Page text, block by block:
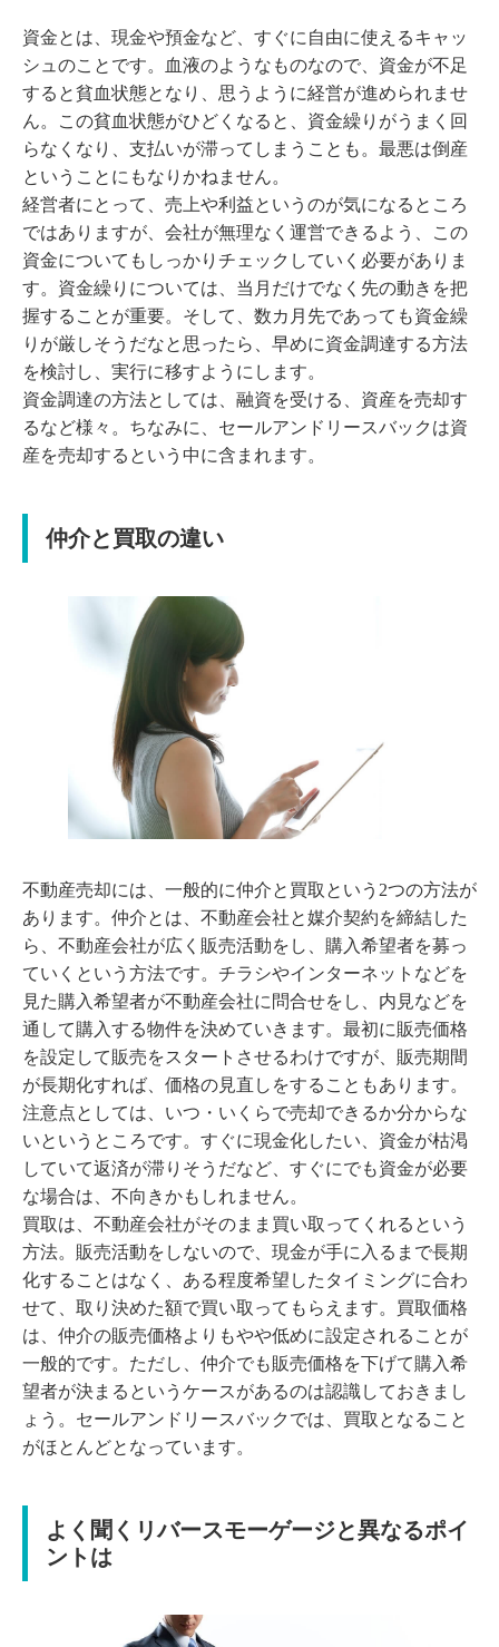
資金とは、現金や預金など、すぐに自由に使えるキャッ
シュのことです。血液のようなものなので、資金が不足
すると貧血状態となり、思うように経営が進められませ
ん。この貧血状態がひどくなると、資金繰りがうまく回
らなくなり、支払いが滞ってしまうことも。最悪は倒産
ということにもなりかねません。
経営者にとって、売上や利益というのが気になるところ
ではありますが、会社が無理なく運営できるよう、この
資金についてもしっかりチェックしていく必要がありま
す。資金繰りについては、当月だけでなく先の動きを把
握することが重要。そして、数カ月先であっても資金繰
りが厳しそうだなと思ったら、早めに資金調達する方法
を検討し、実行に移すようにします。
資金調達の方法としては、融資を受ける、資産を売却す
るなど様々。ちなみに、セールアンドリースバックは資
産を売却するという中に含まれます。
仲介と買取の違い
不動産売却には、一般的に仲介と買取という2つの方法が
あります。仲介とは、不動産会社と媒介契約を締結した
ら、不動産会社が広く販売活動をし、購入希望者を募っ
ていくという方法です。チラシやインターネットなどを
見た購入希望者が不動産会社に問合せをし、内見などを
通して購入する物件を決めていきます。最初に販売価格
を設定して販売をスタートさせるわけですが、販売期間
が長期化すれば、価格の見直しをすることもあります。
注意点としては、いつ・いくらで売却できるか分からな
いというところです。すぐに現金化したい、資金が枯渇
していて返済が滞りそうだなど、すぐにでも資金が必要
な場合は、不向きかもしれません。
買取は、不動産会社がそのまま買い取ってくれるという
方法。販売活動をしないので、現金が手に入るまで長期
化することはなく、ある程度希望したタイミングに合わ
せて、取り決めた額で買い取ってもらえます。買取価格
は、仲介の販売価格よりもやや低めに設定されることが
一般的です。ただし、仲介でも販売価格を下げて購入希
望者が決まるというケースがあるのは認識しておきまし
ょう。セールアンドリースバックでは、買取となること
がほとんどとなっています。
よく聞くリバースモーゲージと異なるポイ
ントは